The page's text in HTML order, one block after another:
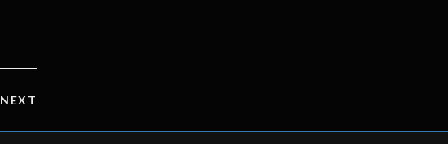
NEXT